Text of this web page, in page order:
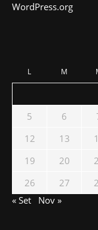
WordPress.org
L M
5
6
12
13
19
20
26
27
« Set
Nov »